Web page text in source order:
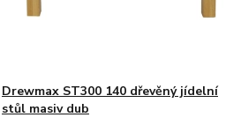
Drewmax ST300 140 dřevěný jídelní
stůl masiv dub